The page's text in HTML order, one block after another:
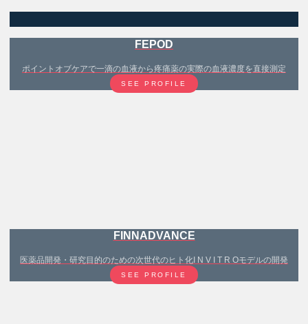
FEPOD
ポイントオブケアで一滴の血液から疼痛薬の実際の血液濃度を直接測定
SEE PROFILE
FINNADVANCE
医薬品開発・研究目的のための次世代のヒト化I N V I T R Oモデルの開発
SEE PROFILE